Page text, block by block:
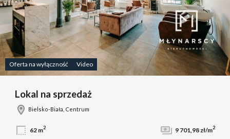
Oferta na wyłączność Video
Lokal na sprzedaż
Bielsko-Biała, Centrum
62 m2 9 701,98 zł/m2